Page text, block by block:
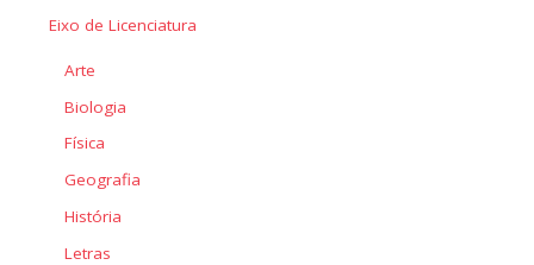
Eixo de Licenciatura
Arte
Biologia
Física
Geografia
História
Letras